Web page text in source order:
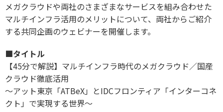
メガクラウドや両社のさまざまなサービスを組み合わせた
マルチインフラ活用のメリットについて、両社からご紹介
する共同企画のウェビナーを開催します。
■タイトル
【45分で解説】マルチインフラ時代のメガクラウド／国産
クラウド徹底活用
～アット東京「ATBeX」とIDCフロンティア「インターコネ
クト」で実現する世界～